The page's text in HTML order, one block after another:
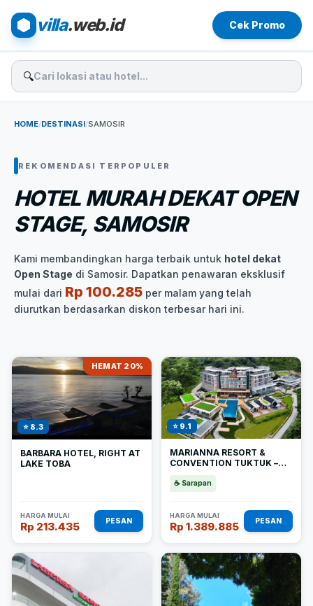
villa.web.id Cek Promo
🔍
HOME/DESTINASI/SAMOSIR
REKOMENDASI TERPOPULER
HOTEL MURAH DEKAT OPEN
STAGE, SAMOSIR
Kami membandingkan harga terbaik untuk hotel dekat
Open Stage di Samosir. Dapatkan penawaran eksklusif
mulai dari Rp 100.285 per malam yang telah
diurutkan berdasarkan diskon terbesar hari ini.
HEMAT 20%
⭐ 8.3
BARBARA HOTEL, RIGHT AT
LAKE TOBA
HARGA MULAI
Rp 213.435 PESAN
⭐ 9.1
MARIANNA RESORT &
CONVENTION TUKTUK –
COLLECTION
☕ Sarapan
HARGA MULAI
Rp 1.389.885 PESAN